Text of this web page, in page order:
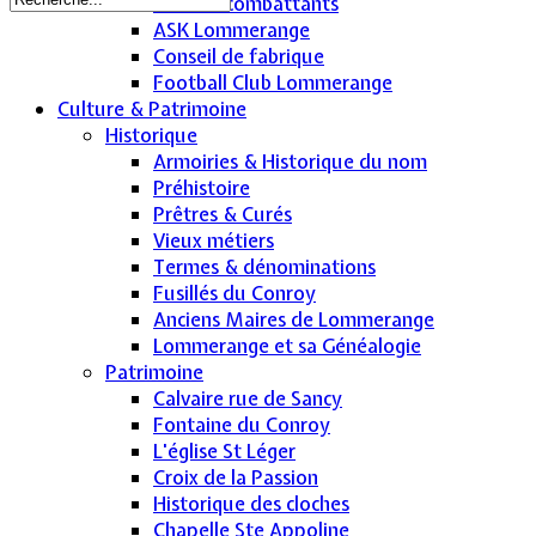
ASK Lommerange
Conseil de fabrique
Football Club Lommerange
Culture & Patrimoine
Historique
Armoiries & Historique du nom
Préhistoire
Prêtres & Curés
Vieux métiers
Termes & dénominations
Fusillés du Conroy
Anciens Maires de Lommerange
Lommerange et sa Généalogie
Patrimoine
Calvaire rue de Sancy
Fontaine du Conroy
L'église St Léger
Croix de la Passion
Historique des cloches
Chapelle Ste Appoline